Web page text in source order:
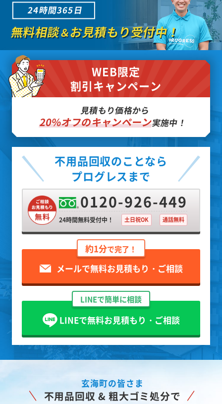
24時間365日
無料相談＆お見積もり受付中！
WEB限定
割引キャンペーン
見積もり価格から
20%オフのキャンペーン実施中！
不用品回収のことなら
プログレスまで
0120-926-449
24時間無料受付中！ 土日祝OK 通話無料
約1分で完了！
メールで無料お見積もり・ご相談
LINEで簡単に相談
LINEで無料お見積もり・ご相談
玄海町の皆さま
不用品回収 & 粗大ゴミ処分で